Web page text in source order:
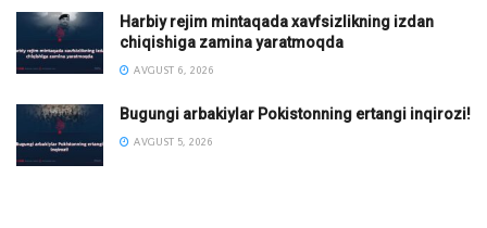
Harbiy rejim mintaqada xavfsizlikning izdan
chiqishiga zamina yaratmoqda
AVGUST 6, 2026
Bugungi arbakiylar Pokistonning ertangi inqirozi!
AVGUST 5, 2026